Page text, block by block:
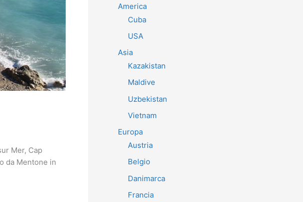
Mer, Cap
da Mentone in
America
Cuba
USA
Asia
Kazakistan
Maldive
Uzbekistan
Vietnam
Europa
Austria
Belgio
Danimarca
Francia